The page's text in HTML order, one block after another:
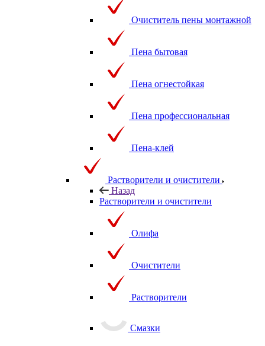
Очиститель пены монтажной
Пена бытовая
Пена огнестойкая
Пена профессиональная
Пена-клей
Растворители и очистители
Назад
Растворители и очистители
Олифа
Очистители
Растворители
Смазки